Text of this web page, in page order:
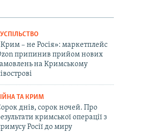
– не Росія»: маркетплейс
припинив прийом нових
на Кримському
ТА КРИМ
днів, сорок ночей. Про
кримської операції з
Росії до миру